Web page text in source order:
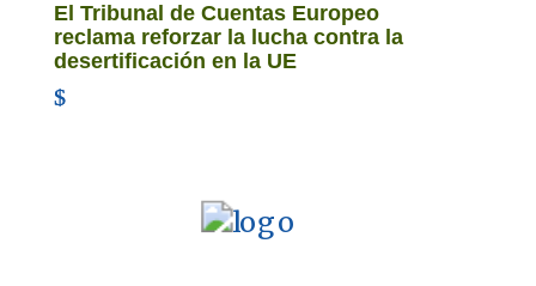
El Tribunal de Cuentas Europeo
reclama reforzar la lucha contra la
desertificación en la UE